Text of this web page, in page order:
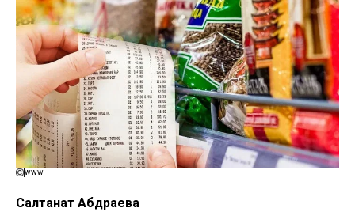
www
Салтанат Абдраева